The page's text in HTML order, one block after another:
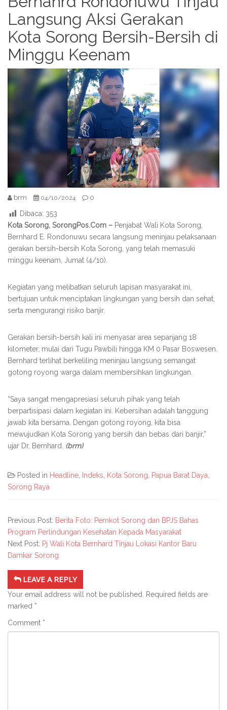
Langsung Aksi Gerakan
Kota Sorong Bersih-Bersih di
Minggu Keenam
brm 04/10/2024 0
Dibaca: 353
Kota Sorong, SorongPos.Com – Penjabat Wali Kota Sorong,
Bernhard E. Rondonuwu secara langsung meninjau pelaksanaan
gerakan bersih-bersih Kota Sorong, yang telah memasuki
minggu keenam, Jumat (4/10).
Kegiatan yang melibatkan seluruh lapisan masyarakat ini,
bertujuan untuk menciptakan lingkungan yang bersih dan sehat,
serta mengurangi risiko banjir.
Gerakan bersih-bersih kali ini menyasar area sepanjang 18
kilometer, mulai dari Tugu Pawbili hingga KM 0 Pasar Boswesen.
Bernhard terlihat berkeliling meninjau langsung semangat
gotong royong warga dalam membersihkan lingkungan.
“Saya sangat mengapresiasi seluruh pihak yang telah
berpartisipasi dalam kegiatan ini. Kebersihan adalah tanggung
jawab kita bersama. Dengan gotong royong, kita bisa
mewujudkan Kota Sorong yang bersih dan bebas dari banjir,”
ujar Dr. Bernhard. (brm)
Posted in Headline, Indeks, Kota Sorong, Papua Barat Daya,
Sorong Raya
Previous Post: Berita Foto: Pemkot Sorong dan BPJS Bahas
Program Perlindungan Kesehatan Kepada Masyarakat
Next Post: Pj Wali Kota Bernhard Tinjau Lokasi Kantor Baru
Damkar Sorong
LEAVE A REPLY
Your email address will not be published. Required fields are
marked *
Comment *